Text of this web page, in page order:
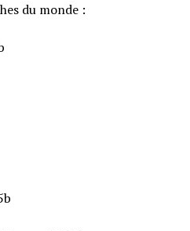
du monde :